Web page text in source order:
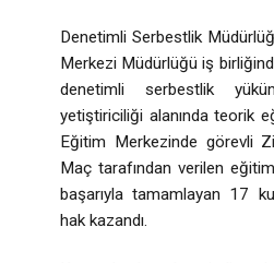
Denetimli Serbestlik
Merkezi Müdürlüğü iş
denetimli serbestlik
yetiştiriciliği alanında teorik
Eğitim Merkezinde görevli
Maç tarafından verilen
başarıyla tamamlayan 17
hak kazandı.